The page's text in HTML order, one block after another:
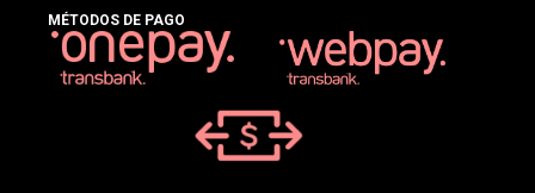
MÉTODOS DE PAGO